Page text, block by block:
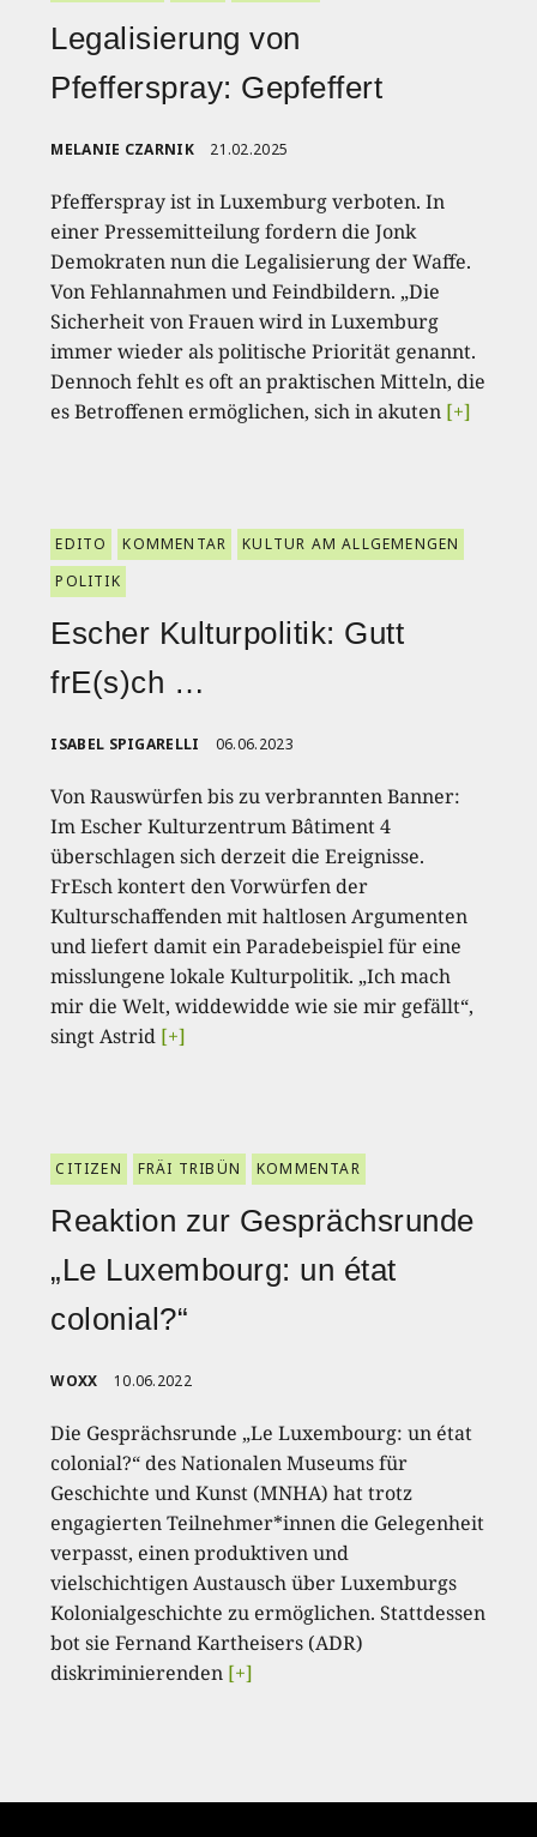
Legalisierung von
Pfefferspray: Gepfeffert
MELANIE CZARNIK 21.02.2025
Pfefferspray ist in Luxemburg verboten. In
einer Pressemitteilung fordern die Jonk
Demokraten nun die Legalisierung der Waffe.
Von Fehlannahmen und Feindbildern. „Die
Sicherheit von Frauen wird in Luxemburg
immer wieder als politische Priorität genannt.
Dennoch fehlt es oft an praktischen Mitteln, die
es Betroffenen ermöglichen, sich in akuten [+]
EDITO KOMMENTAR
KULTUR AM ALLGEMENGEN
POLITIK
Escher Kulturpolitik: Gutt
frE(s)ch …
ISABEL SPIGARELLI 06.06.2023
Von Rauswürfen bis zu verbrannten Banner:
Im Escher Kulturzentrum Bâtiment 4
überschlagen sich derzeit die Ereignisse.
FrEsch kontert den Vorwürfen der
Kulturschaffenden mit haltlosen Argumenten
und liefert damit ein Paradebeispiel für eine
misslungene lokale Kulturpolitik. „Ich mach
mir die Welt, widdewidde wie sie mir gefällt“,
singt Astrid [+]
CITIZEN FRÄI TRIBÜN KOMMENTAR
Reaktion zur Gesprächsrunde
„Le Luxembourg: un état
colonial?“
WOXX 10.06.2022
Die Gesprächsrunde „Le Luxembourg: un état
colonial?“ des Nationalen Museums für
Geschichte und Kunst (MNHA) hat trotz
engagierten Teilnehmer*innen die Gelegenheit
verpasst, einen produktiven und
vielschichtigen Austausch über Luxemburgs
Kolonialgeschichte zu ermöglichen. Stattdessen
bot sie Fernand Kartheisers (ADR)
diskriminierenden [+]